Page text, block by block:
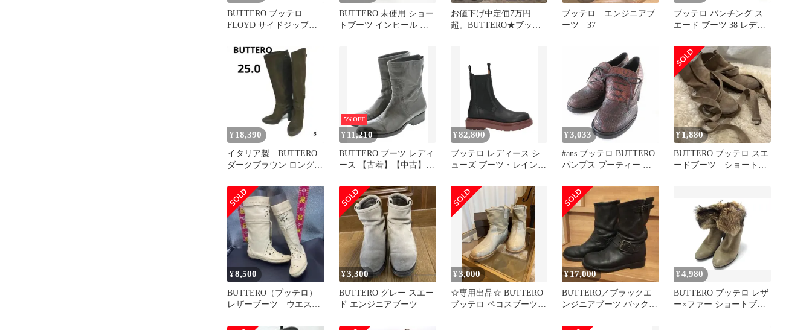
BUTTERO ブッテロ
FLOYD サイドジップス
B9170GORH-HC ブラック
BUTTERO 未使用 ショー
トブーツ インヒール サ
ディース ブッテロ【中
古】6-0224G◎
お値下げ中定価7万円
超。BUTTERO★ブッテ
ブッテロ エンジニアブ
ーツ 37
ブッテロ パンチング ス
エード ブーツ 38 レディ
ISItems【USED】【古
着】【中古】50151168
¥ 18,390
イタリア製 BUTTERO
ダークブラウン ロングブ
5%OFF
¥ 11,210
BUTTERO ブーツ レディ
ース 【古着】【中古】
¥82,800
ブッテロ レディース シ
ューズ ブーツ・レインブ
BUTTERO Black ブラッ
ク
¥ 3,033
#ans ブッテロ BUTTERO
パンプス ブーティー レ
レディース [732153]
¥ 1,880
BUTTERO ブッテロ スエ
ードブーツ ショートブ
¥8,500
BUTTERO（ブッテロ）
レザーブーツ ウエスタ
ツ 24㎝
¥3,300
BUTTERO グレー スエー
ド エンジニアブーツ
¥3,000
☆専用出品☆ BUTTERO
ブッテロ ペコスブーツ
¥17,000
BUTTERO／ブラックエ
ンジニアブーツ バックル
¥4,980
BUTTERO ブッテロ レザ
ー×ファー ショートブー